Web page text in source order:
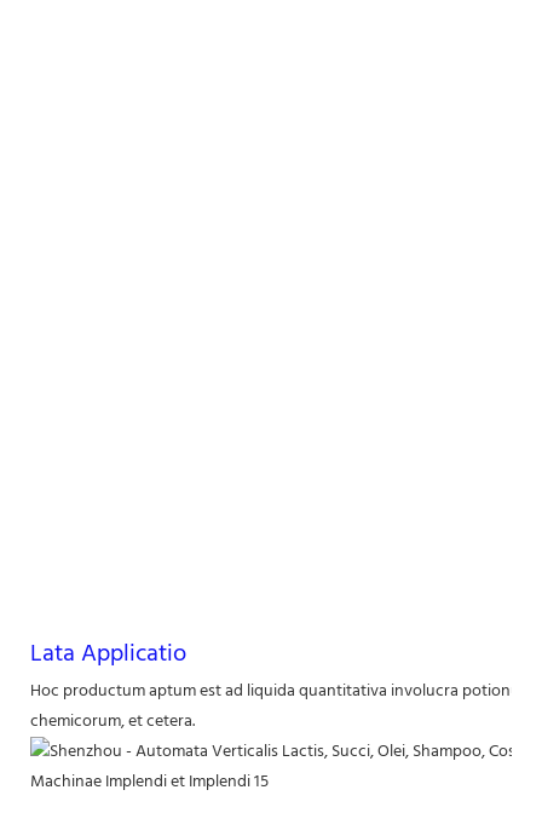
Lata Applicatio
Hoc productum aptum est ad liquida quantitativa involucra
chemicorum, et cetera.